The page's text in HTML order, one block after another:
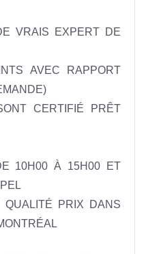
VRAIS EXPERT DE
AVEC RAPPORT
CERTIFIÉ PRÊT
10H00 À 15H00 ET
QUALITÉ PRIX DANS